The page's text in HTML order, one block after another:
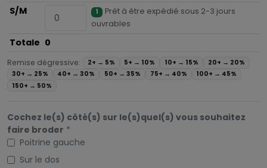
S/M
1
Prêt à être expédié sous 2-3 jours
ouvrables
Totale 0
Remise dégressive: 2+ → 5% 5+ → 10% 10+ → 15% 20+ → 20%
30+ → 25% 40+ →30% 50+ →35% 75+ → 40% 100+ → 45%
150+ → 50%
Cochez le(s) côté(s) sur le(s)quel(s) vous souhaitez
faire broder *
Poitrine gauche
Sur le dos